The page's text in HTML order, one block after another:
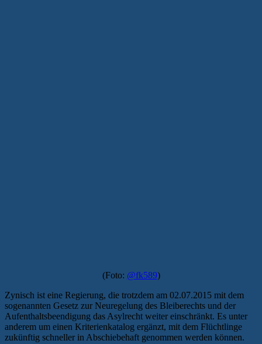
(Foto: @fk589)
Zynisch ist eine Regierung, die trotzdem am 02.07.2015 mit dem
sogenannten Gesetz zur Neuregelung des Bleiberechts und der
Aufenthaltsbeendigung das Asylrecht weiter einschränkt. Es unter
anderem um einen Kriterienkatalog ergänzt, mit dem Flüchtlinge
zukünftig schneller in Abschiebehaft genommen werden können.